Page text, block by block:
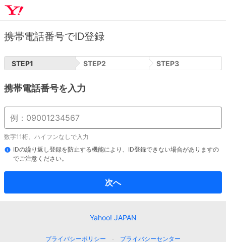
携帯電話番号でID登録
STEP1 STEP2 STEP3
携帯電話番号を入力
数字11桁、ハイフンなしで入力
IDの繰り返し登録を防止する機能により、ID登録できない場合がありますの
でご注意ください。
次へ
Yahoo! JAPAN
プライバシーポリシー
プライバシーセンター